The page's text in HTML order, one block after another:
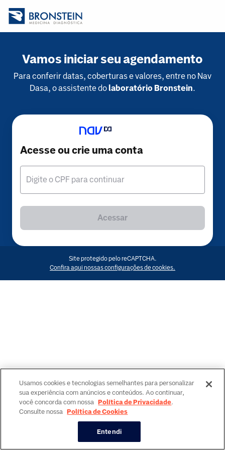
Vamos iniciar seu agendamento
Para conferir datas, coberturas e valores, entre no Nav
Dasa, o assistente dolaboratório Bronstein.
Acesse ou crie uma conta
Digite o CPF para continuar
Acessar
Site protegido pelo reCAPTCHA.
Confira aqui nossas configurações de cookies.
Usamos cookies e tecnologias semelhantes para personalizar
sua experiência com anúncios e conteúdos. Ao continuar,
você concorda com nossa Política de Privacidade.
Consulte nossa Política de Cookies
Entendi